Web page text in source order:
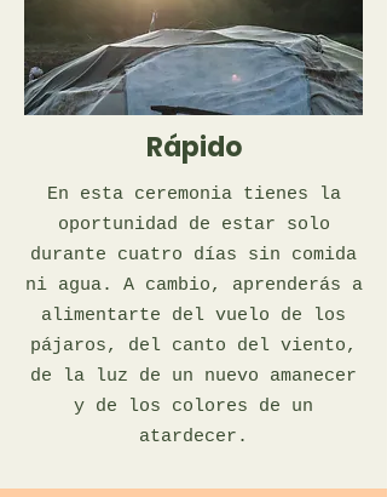
Rápido
En esta ceremonia tienes la
oportunidad de estar solo
durante cuatro días sin comida
ni agua. A cambio, aprenderás a
alimentarte del vuelo de los
pájaros, del canto del viento,
de la luz de un nuevo amanecer
y de los colores de un
atardecer.